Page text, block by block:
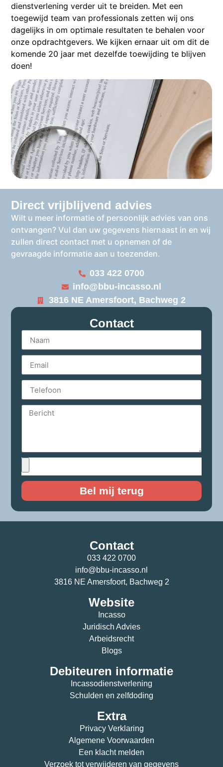
dienstverlening verder uit te breiden. Met een
toegewijd team van professionals zetten wij ons
dagelijks in om optimale resultaten te behalen voor
onze opdrachtgevers. We kijken ernaar uit om dit de
komende 20 jaar met dezelfde toewijding te blijven
doen!
Direct vrijblijvend advies
Wilt u meer informatie of persoonlijk advies van ons
ontvangen? Vul dan uw gegevens hiernaast in en wij
zullen direct contact met u opnemen of de
gevraagde informatie aan u toezenden.
033 422 0700
info@bbu-incasso.nl
3816 NE Amersfoort, Bachweg 2
Contact
Bel mij terug
Contact
033 422 0700
info@bbu-incasso.nl
3816 NE Amersfoort, Bachweg 2
Website
Incasso
Juridisch Advies
Arbeidsrecht
Blogs
Debiteuren informatie
Incassodienstverlening
Schulden en zelfdoding
Extra
Privacy Verklaring
Algemene Voorwaarden
Een klacht melden
Verzoek tot verwijderen van gegevens